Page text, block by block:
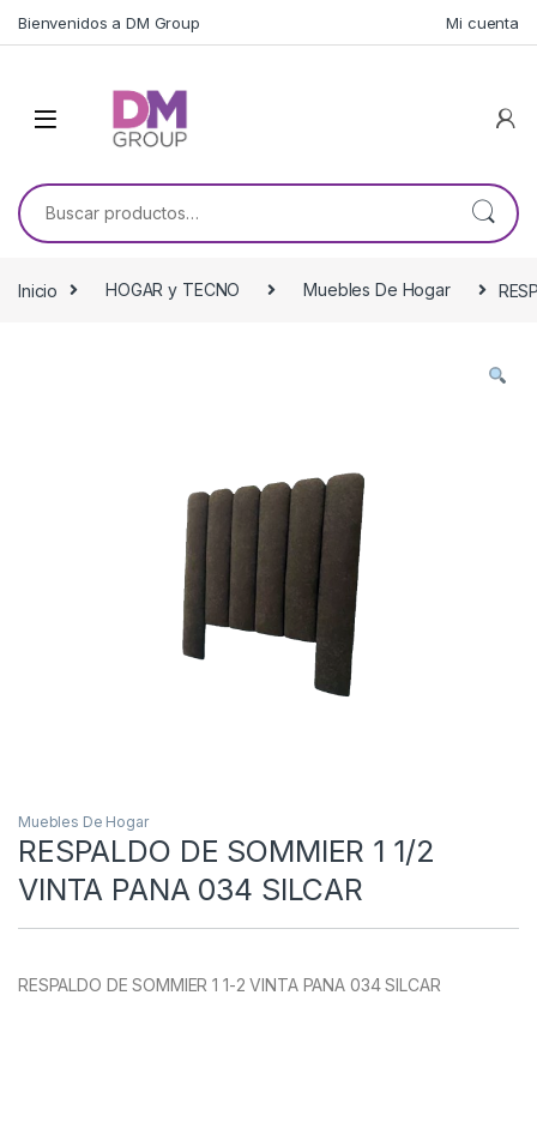
Bienvenidos a DM Group Mi cuenta
Buscar por:
Inicio HOGAR y TECNO Muebles De Hogar
Muebles De Hogar
RESPALDO DE SOMMIER 1 1/2
VINTA PANA 034 SILCAR
RESPALDO DE SOMMIER 1 1-2 VINTA PANA 034 SILCAR